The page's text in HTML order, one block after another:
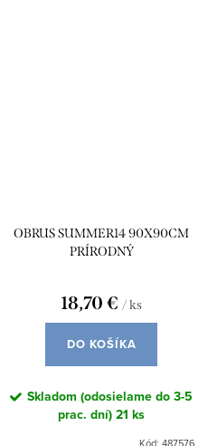
OBRUS SUMMER14 90X90CM
PRÍRODNÝ
18,70 € / ks
DO KOŠÍKA
Skladom (odosielame do 3-5
prac. dní)21 ks